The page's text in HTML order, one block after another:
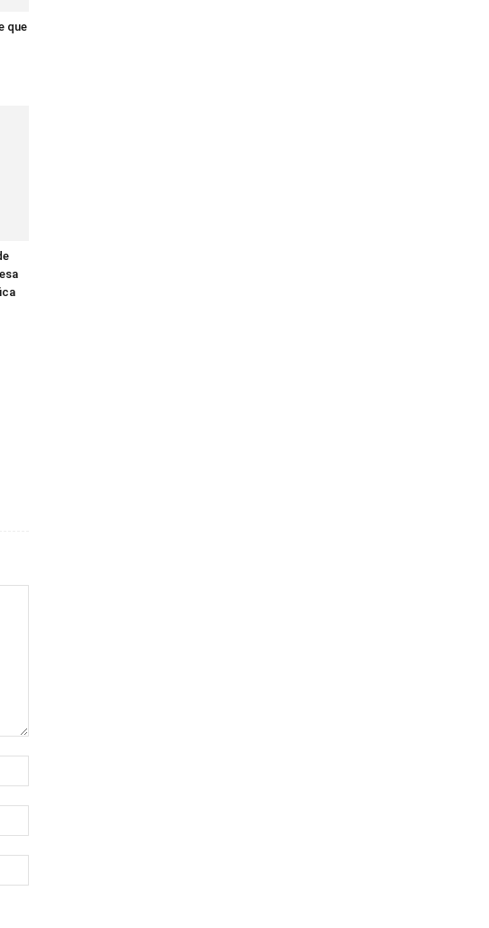
que